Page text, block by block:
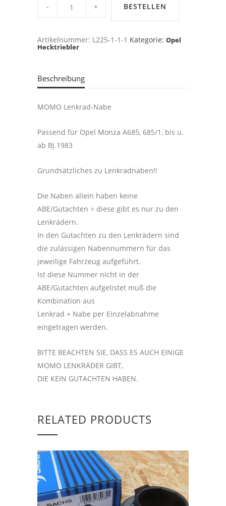
Nabe,
bis
u.
BESTELLEN
Artikelnummer: L225-1-1-1 Kategorie: Opel
Hecktriebler
Beschreibung
MOMO Lenkrad-Nabe
Passend für Opel Monza A685, 685/1, bis u.
ab Bj.1983
Grundsätzliches zu Lenkradnaben!!
Die Naben allein haben keine
ABE/Gutachten > diese gibt es nur zu den
Lenkrädern.
In den Gutachten zu den Lenkrädern sind
die zulässigen Nabennummern für das
jeweilige Fahrzeug aufgeführt.
Ist diese Nummer nicht in der
ABE/Gutachten aufgelistet muß die
Kombination aus
Lenkrad + Nabe per Einzelabnahme
eingetragen werden.
BITTE BEACHTEN SIE, DASS ES AUCH EINIGE
MOMO LENKRÄDER GIBT,
DIE KEIN GUTACHTEN HABEN.
RELATED PRODUCTS